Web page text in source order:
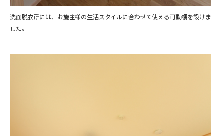
洗面脱衣所には、お施主様の生活スタイルに合わせて使える可動棚を設けま
した。